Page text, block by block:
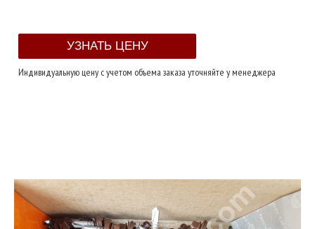
Индивидуальную цену с учетом объема заказа уточняйте у менеджера